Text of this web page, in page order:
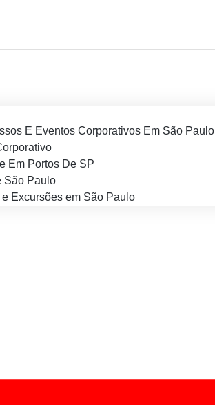
E Eventos Corporativos Em São Paulo
Em Portos De SP
São Paulo
Excursões em São Paulo